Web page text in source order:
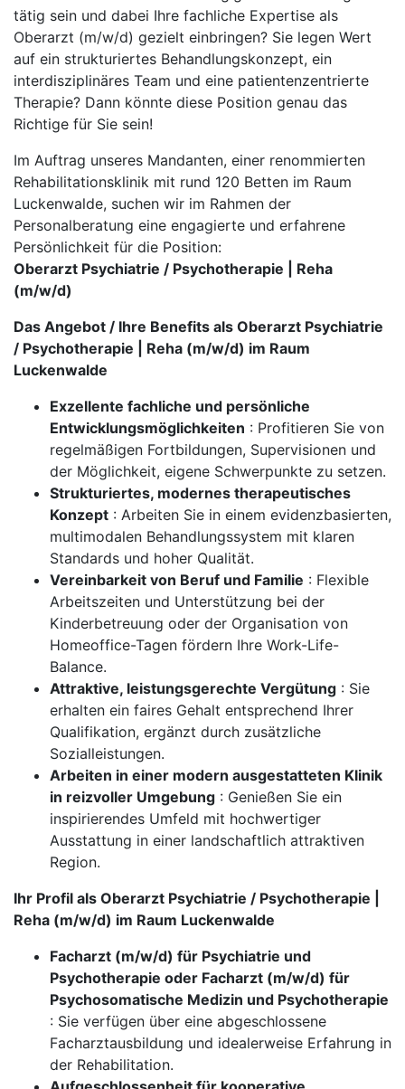
tätig sein und dabei Ihre fachliche Expertise als
Oberarzt (m/w/d) gezielt einbringen? Sie legen Wert
auf ein strukturiertes Behandlungskonzept, ein
interdisziplinäres Team und eine patientenzentrierte
Therapie? Dann könnte diese Position genau das
Richtige für Sie sein!
Im Auftrag unseres Mandanten, einer renommierten
Rehabilitationsklinik mit rund 120 Betten im Raum
Luckenwalde, suchen wir im Rahmen der
Personalberatung eine engagierte und erfahrene
Persönlichkeit für die Position:
Oberarzt Psychiatrie / Psychotherapie | Reha
(m/w/d)
Das Angebot / Ihre Benefits als Oberarzt Psychiatrie
/ Psychotherapie | Reha (m/w/d) im Raum
Luckenwalde
Exzellente fachliche und persönliche
Entwicklungsmöglichkeiten : Profitieren Sie von
regelmäßigen Fortbildungen, Supervisionen und
der Möglichkeit, eigene Schwerpunkte zu setzen.
Strukturiertes, modernes therapeutisches
Konzept : Arbeiten Sie in einem evidenzbasierten,
multimodalen Behandlungssystem mit klaren
Standards und hoher Qualität.
Vereinbarkeit von Beruf und Familie : Flexible
Arbeitszeiten und Unterstützung bei der
Kinderbetreuung oder der Organisation von
Homeoffice-Tagen fördern Ihre Work-Life-
Balance.
Attraktive, leistungsgerechte Vergütung : Sie
erhalten ein faires Gehalt entsprechend Ihrer
Qualifikation, ergänzt durch zusätzliche
Sozialleistungen.
Arbeiten in einer modern ausgestatteten Klinik
in reizvoller Umgebung : Genießen Sie ein
inspirierendes Umfeld mit hochwertiger
Ausstattung in einer landschaftlich attraktiven
Region.
Ihr Profil als Oberarzt Psychiatrie / Psychotherapie |
Reha (m/w/d) im Raum Luckenwalde
Facharzt (m/w/d) für Psychiatrie und
Psychotherapie oder Facharzt (m/w/d) für
Psychosomatische Medizin und Psychotherapie
: Sie verfügen über eine abgeschlossene
Facharztausbildung und idealerweise Erfahrung in
der Rehabilitation.